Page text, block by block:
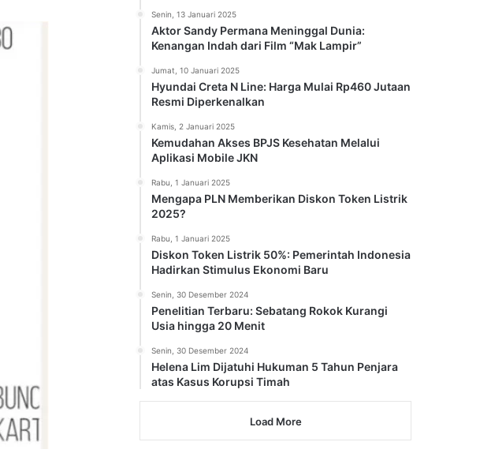
Senin, 13 Januari 2025
Aktor Sandy Permana Meninggal Dunia:
Kenangan Indah dari Film “Mak Lampir”
Jumat, 10 Januari 2025
Hyundai Creta N Line: Harga Mulai Rp460 Jutaan
Resmi Diperkenalkan
Kamis, 2 Januari 2025
Kemudahan Akses BPJS Kesehatan Melalui
Aplikasi Mobile JKN
Rabu, 1 Januari 2025
Mengapa PLN Memberikan Diskon Token Listrik
2025?
Rabu, 1 Januari 2025
Diskon Token Listrik 50%: Pemerintah Indonesia
Hadirkan Stimulus Ekonomi Baru
Senin, 30 Desember 2024
Penelitian Terbaru: Sebatang Rokok Kurangi
Usia hingga 20 Menit
Senin, 30 Desember 2024
Helena Lim Dijatuhi Hukuman 5 Tahun Penjara
atas Kasus Korupsi Timah
Load More